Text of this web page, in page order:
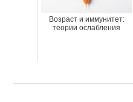
Возраст и иммунитет:
теории ослабления